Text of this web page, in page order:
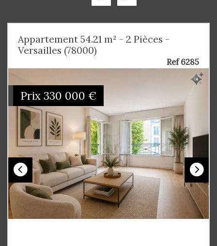
Appartement 54.21 m² - 2 Pièces -
Versailles (78000)
Ref 6285
Prix 330 000 €